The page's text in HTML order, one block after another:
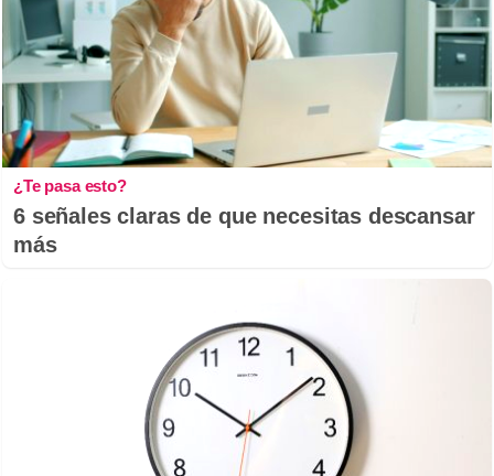
¿Te pasa esto?
6 señales claras de que necesitas descansar
más